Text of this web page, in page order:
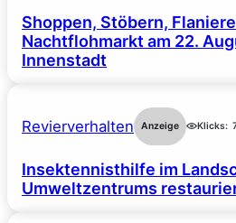
Shoppen, Stöbern,
Nachtflohmarkt am 22.
Innenstadt
Revierverhalten Anzeige Klicks:
Insektennisthilfe im
Umweltzentrums